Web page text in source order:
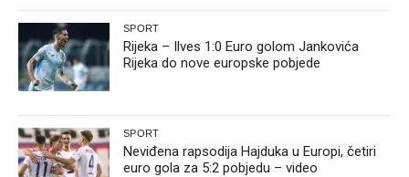
SPORT
Rijeka – Ilves 1:0 Euro golom Jankovića
Rijeka do nove europske pobjede
SPORT
Neviđena rapsodija Hajduka u Europi, četiri
euro gola za 5:2 pobjedu – video